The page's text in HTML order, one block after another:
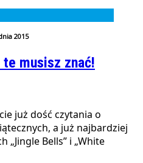
2015
musisz znać!
już dość czytania o
a już najbardziej
„Jingle Bells” i „White